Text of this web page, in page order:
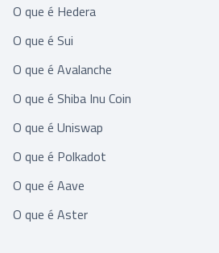
O que é Hedera
O que é Sui
O que é Avalanche
O que é Shiba Inu Coin
O que é Uniswap
O que é Polkadot
O que é Aave
O que é Aster